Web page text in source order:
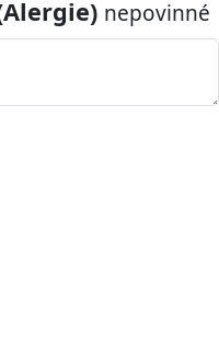
nepovinné